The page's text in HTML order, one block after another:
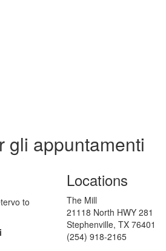
gli appuntamenti
to
Locations
The Mill
21118 North HWY 281
Stephenville, TX 76401
(254) 918-2165